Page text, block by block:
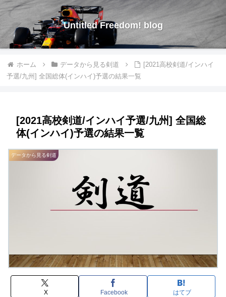
Untitled Freedom! blog
ホーム データから見る剣道
[2021高校剣道/インハイ
予選/九州] 全国総体(インハイ)予選の結果一覧
[2021高校剣道/インハイ予選/九州] 全国総
体(インハイ)予選の結果一覧
データから見る剣道
X Facebook はてブ